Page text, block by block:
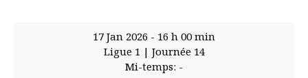
17 Jan 2026 - 16 h 00 min
Ligue 1 | Journée 14
Mi-temps: -